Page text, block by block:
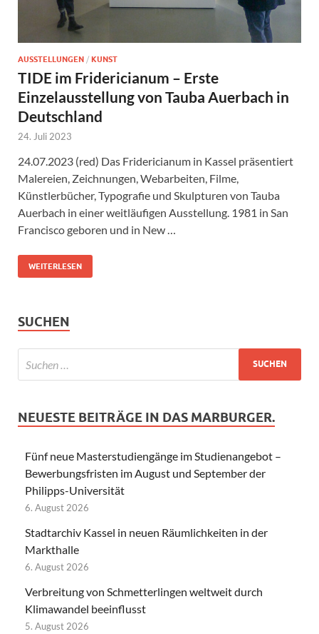
AUSSTELLUNGEN / KUNST
TIDE im Fridericianum – Erste
Einzelausstellung von Tauba Auerbach in
Deutschland
24. Juli 2023
24.07.2023 (red) Das Fridericianum in Kassel präsentiert
Malereien, Zeichnungen, Webarbeiten, Filme,
Künstlerbücher, Typografie und Skulpturen von Tauba
Auerbach in einer weitläufigen Ausstellung. 1981 in San
Francisco geboren und in New …
WEITERLESEN
SUCHEN
NEUESTE BEITRÄGE IN DAS MARBURGER.
Fünf neue Masterstudiengänge im Studienangebot –
Bewerbungsfristen im August und September der
Philipps-Universität
6. August 2026
Stadtarchiv Kassel in neuen Räumlichkeiten in der
Markthalle
6. August 2026
Verbreitung von Schmetterlingen weltweit durch
Klimawandel beeinflusst
5. August 2026